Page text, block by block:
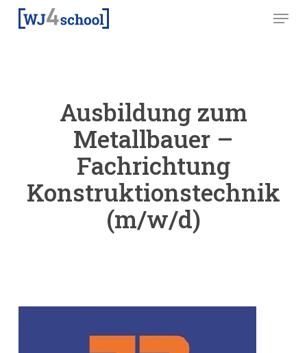
Skip
Menu
Ausbildung zum
Metallbauer –
Fachrichtung
Konstruktionstechnik
(m/w/d)